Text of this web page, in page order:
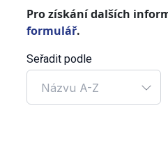
Pro získání dalších
formulář.
Seřadit podle
Názvu A-Z